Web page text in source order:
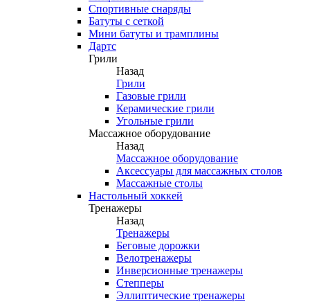
Спортивные снаряды
Батуты с сеткой
Мини батуты и трамплины
Дартс
Грили
Назад
Грили
Газовые грили
Керамические грили
Угольные грили
Массажное оборудование
Назад
Массажное оборудование
Аксессуары для массажных столов
Массажные столы
Настольный хоккей
Тренажеры
Назад
Тренажеры
Беговые дорожки
Велотренажеры
Инверсионные тренажеры
Степперы
Эллиптические тренажеры